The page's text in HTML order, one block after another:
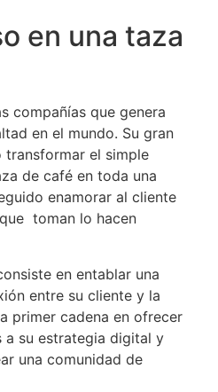
en una taza
compañías que genera
en el mundo. Su gran
el simple
de café en toda una
enamorar al cliente
toman lo hacen
en entablar una
entre su cliente y la
primer cadena en ofrecer
a su estrategia digital y
una comunidad de